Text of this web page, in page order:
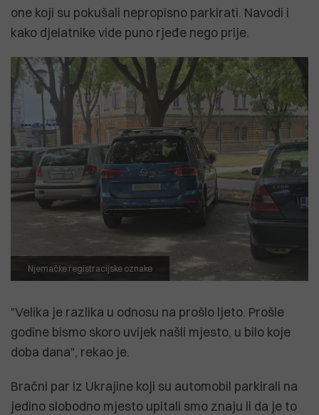
one koji su pokušali nepropisno parkirati. Navodi i
kako djelatnike vide puno rjeđe nego prije.
Njemačke registracijske oznake
"Velika je razlika u odnosu na prošlo ljeto. Prošle
godine bismo skoro uvijek našli mjesto, u bilo koje
doba dana", rekao je.
Bračni par iz Ukrajine koji su automobil parkirali na
jedino slobodno mjesto upitali smo znaju li da je to